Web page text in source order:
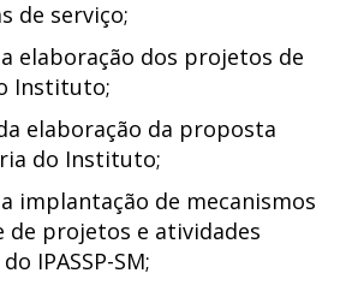
de serviço;
elaboração dos projetos de
Instituto;
elaboração da proposta
do Instituto;
implantação de mecanismos
de projetos e atividades
IPASSP-SM;